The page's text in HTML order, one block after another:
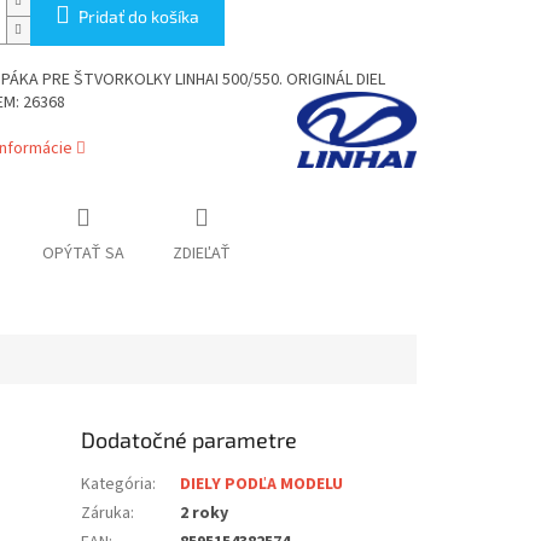
Pridať do košíka
PRE ŠTVORKOLKY LINHAI 500/550. ORIGINÁL DIEL
26368
OPÝTAŤ SA ZDIEĽAŤ
Dodatočné parametre
Kategória:
DIELY PODĽA MODELU
Záruka:
2 roky